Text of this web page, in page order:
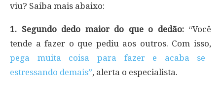
viu? Saiba mais abaixo:
1. Segundo dedo maior do que o dedão:“Você
tende a fazer o que pediu aos outros. Com isso,
pega muita coisa para fazer e acaba se
estressando demais”, alerta o especialista.